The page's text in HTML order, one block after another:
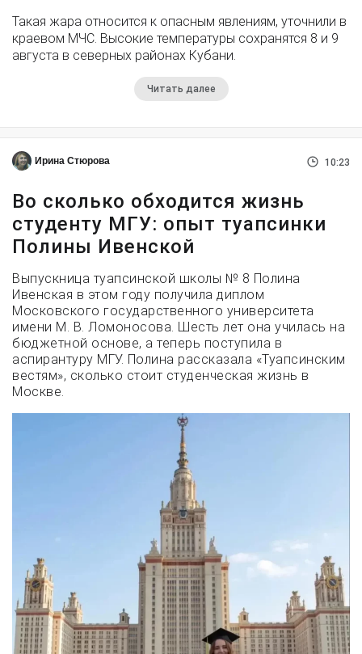
Такая жара относится к опасным явлениям, уточнили в
краевом МЧС. Высокие температуры сохранятся 8 и 9
августа в северных районах Кубани.
Читать далее
Ирина Стюрова 10:23
Во сколько обходится жизнь
студенту МГУ: опыт туапсинки
Полины Ивенской
Выпускница туапсинской школы № 8 Полина
Ивенская в этом году получила диплом
Московского государственного университета
имени М. В. Ломоносова. Шесть лет она училась на
бюджетной основе, а теперь поступила в
аспирантуру МГУ. Полина рассказала «Туапсинским
вестям», сколько стоит студенческая жизнь в
Москве.